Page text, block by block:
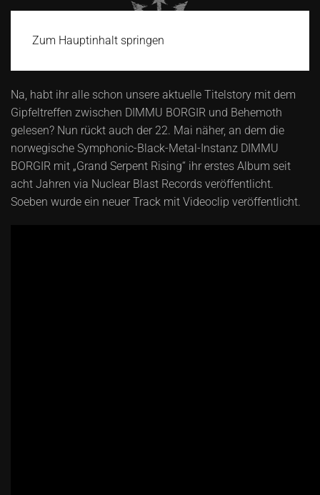
Zum Hauptinhalt springen
Na, habt ihr alle schon unsere aktuelle Titelstory mit dem
Gipfeltreffen zwischen DIMMU BORGIR und Behemoth
gelesen? Nun rückt auch der 22. Mai näher, an dem die
norwegische Symphonic-Black-Metal-Instanz DIMMU
BORGIR mit „Grand Serpent Rising“ ihr erstes Album seit
acht Jahren via Nuclear Blast Records veröffentlicht.
Soeben wurde ein neuer Track mit Videoclip veröffentlicht.